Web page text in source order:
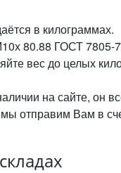
в килограммах.
80.88 ГОСТ 7805-
вес до целых
на сайте, он
отправим Вам в